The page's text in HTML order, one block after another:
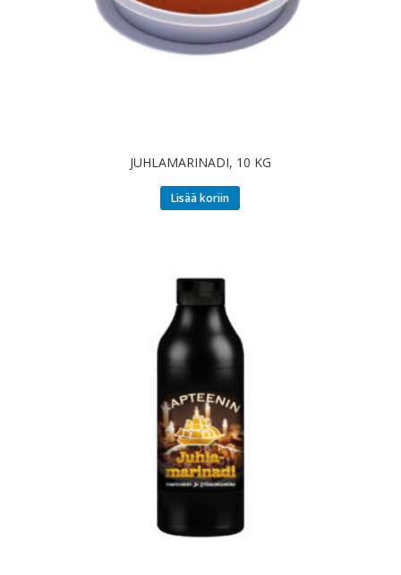
JUHLAMARINADI, 10 KG
Lisää koriin